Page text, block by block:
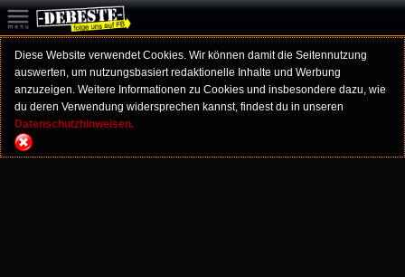
Diese Website verwendet Cookies. Wir können damit die Seitennutzung
auswerten, um nutzungsbasiert redaktionelle Inhalte und Werbung
anzuzeigen. Weitere Informationen zu Cookies und insbesondere dazu, wie
du deren Verwendung widersprechen kannst, findest du in unseren
Datenschutzhinweisen.